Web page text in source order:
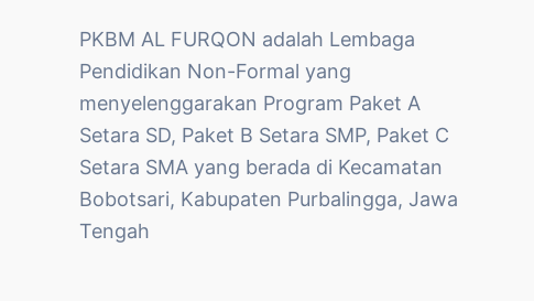
PKBM AL FURQON adalah Lembaga
Pendidikan Non-Formal yang
menyelenggarakan Program Paket A
Setara SD, Paket B Setara SMP, Paket C
Setara SMA yang berada di Kecamatan
Bobotsari, Kabupaten Purbalingga, Jawa
Tengah